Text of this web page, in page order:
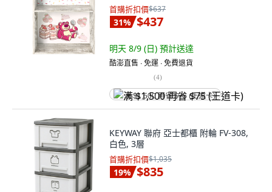
首購折扣價$637
31% $437
明天 8/9 (日) 預計送達
酷澎直售 ∙ 免運 ∙ 免費退貨
(4)
满 $1,500 再省 $75 (王道卡)
KEYWAY 聯府 亞士都櫃 附輪 FV-308,
白色, 3層
首購折扣價$1,035
19% $835